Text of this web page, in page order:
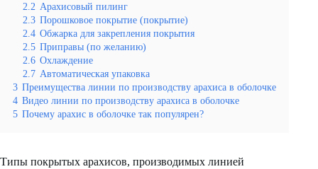
2.2 Арахисовый пилинг
2.3 Порошковое покрытие (покрытие)
2.4 Обжарка для закрепления покрытия
2.5 Приправы (по желанию)
2.6 Охлаждение
2.7 Автоматическая упаковка
3 Преимущества линии по производству арахиса в оболочке
4 Видео линии по производству арахиса в оболочке
5 Почему арахис в оболочке так популярен?
Типы покрытых арахисов, производимых линией